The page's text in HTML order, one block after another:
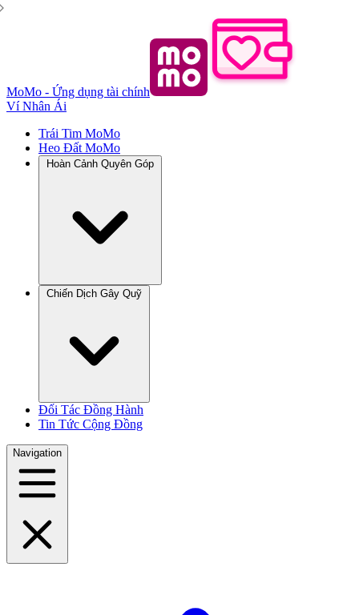
MoMo - Ứng dụng tài chính
Ví Nhân Ái
Trái Tim MoMo
Heo Đất MoMo
Hoàn Cảnh Quyên Góp
Chiến Dịch Gây Quỹ
Đối Tác Đồng Hành
Tin Tức Cộng Đồng
Navigation